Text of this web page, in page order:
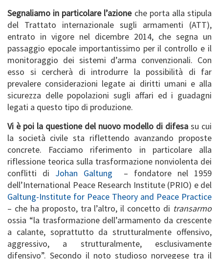
Segnaliamo in particolare l’azioneche porta alla stipula
del Trattato internazionale sugli armamenti (ATT),
entrato in vigore nel dicembre 2014, che segna un
passaggio epocale importantissimo per il controllo e il
monitoraggio dei sistemi d’arma convenzionali. Con
esso si cercherà di introdurre la possibilità di far
prevalere considerazioni legate ai diritti umani e alla
sicurezza delle popolazioni sugli affari ed i guadagni
legati a questo tipo di produzione.
Vi è poi la questione del nuovo modello di difesa su cui
la società civile sta riflettendo avanzando proposte
concrete. Facciamo riferimento in particolare alla
riflessione teorica sulla trasformazione nonviolenta dei
conflitti di Johan Galtung – fondatore nel 1959
dell’International Peace Research Institute (PRIO) e del
Galtung-Institute for Peace Theory and Peace Practice
– che ha proposto, tra l’altro, il concetto di transarmo
ossia “la trasformazione dell’armamento da crescente
a calante, soprattutto da strutturalmente offensivo,
aggressivo, a strutturalmente, esclusivamente
difensivo”. Secondo il noto studioso norvegese tra il